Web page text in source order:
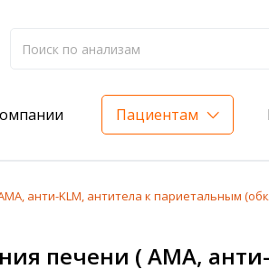
Пациентам
анти-KLM, антитела к париетальным
печени ( АМА,